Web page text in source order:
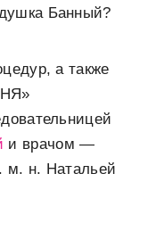
Банный?
а также
и врачом —
м. н. Натальей